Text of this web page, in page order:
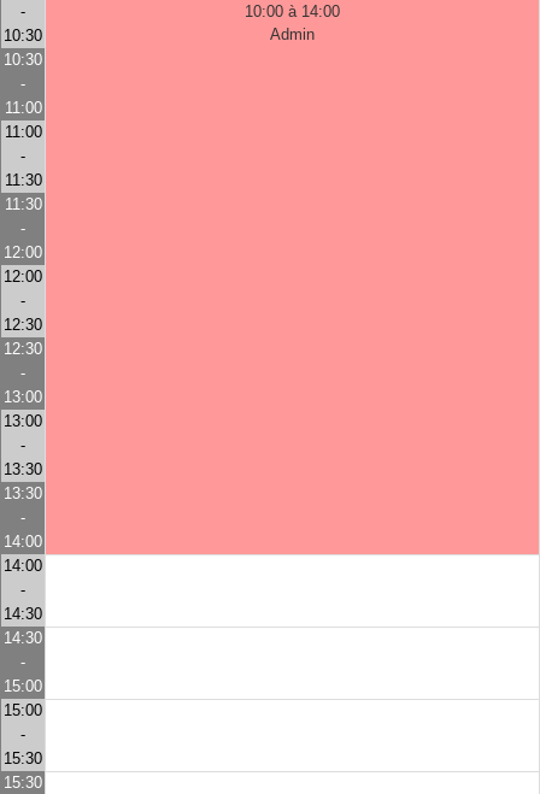
-
10:30
10:00 à 14:00
Admin
10:30
-
11:00
11:00
-
11:30
11:30
-
12:00
12:00
-
12:30
12:30
-
13:00
13:00
-
13:30
13:30
-
14:00
14:00
-
14:30
14:30
-
15:00
15:00
-
15:30
15:30